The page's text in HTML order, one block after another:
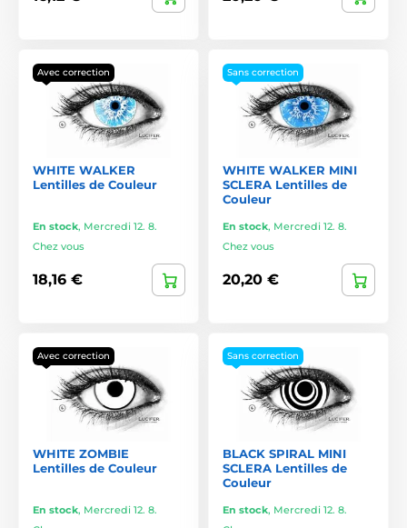
Avec correction
WHITE WALKER
Lentilles de Couleur
En stock, Mercredi 12. 8.
Chez vous
18,16 €
Sans correction
WHITE WALKER MINI
SCLERA Lentilles de
Couleur
En stock, Mercredi 12. 8.
Chez vous
20,20 €
Avec correction
WHITE ZOMBIE
Lentilles de Couleur
En stock, Mercredi 12. 8.
Sans correction
BLACK SPIRAL MINI
SCLERA Lentilles de
Couleur
En stock, Mercredi 12. 8.